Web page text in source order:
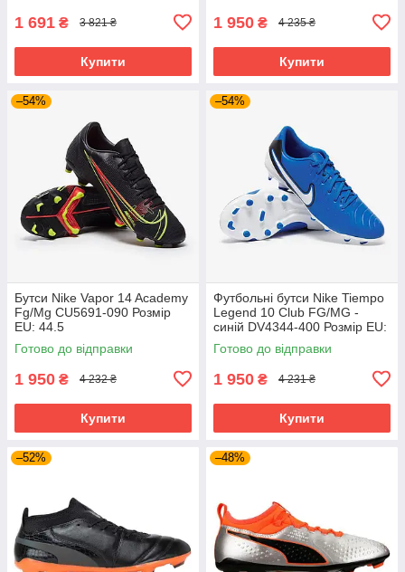
1 691 ₴ 3 821 ₴
Купити
1 950 ₴ 4 235 ₴
Купити
–54%
Бутси Nike Vapor 14 Academy
Fg/Mg CU5691-090 Розмір
EU: 44.5
Готово до відправки
1 950 ₴ 4 232 ₴
Купити
–54%
Футбольні бутси Nike Tiempo
Legend 10 Club FG/MG -
синій DV4344-400 Розмір EU:
42.5
Готово до відправки
1 950 ₴ 4 231 ₴
Купити
–52% –48%